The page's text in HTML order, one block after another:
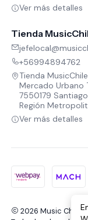
Ver más detalles
Tienda
+56994894762
Tienda
Mercado Urbano
7550179
Región
Ver más detalles
2026 Music Chile.